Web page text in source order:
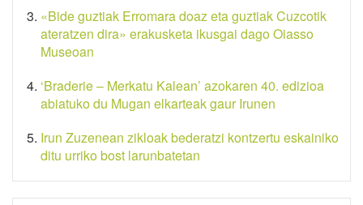
«Bide guztiak Erromara doaz eta guztiak Cuzcotik
ateratzen dira» erakusketa ikusgai dago Oiasso
Museoan
‘Braderie – Merkatu Kalean’ azokaren 40. edizioa
abiatuko du Mugan elkarteak gaur Irunen
Irun Zuzenean zikloak bederatzi kontzertu eskainiko
ditu urriko bost larunbatetan